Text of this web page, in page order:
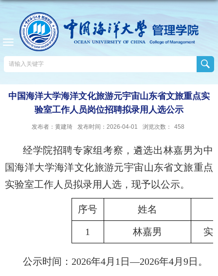
中国海洋大学海洋文化旅游元宇宙山东省文旅重点实
验室工作人员岗位招聘拟录用人选公示
发布者：黄建琦 发布时间：2026-04-01 浏览次数： 458
经学院招聘专家组考察，遴选出林嘉男为中
国海洋大学海洋文化旅游元宇宙山东省文旅重点
实验室工作人员拟录用人选，现予以公示。
序号 姓名
1 林嘉男 实
公示时间： 2026年4月1日—2026年4月 9日。